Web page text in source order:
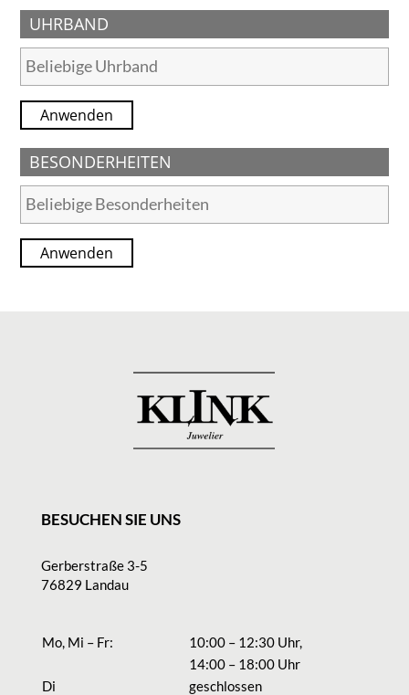
UHRBAND
Anwenden
BESONDERHEITEN
Anwenden
BESUCHEN SIE UNS
Gerberstraße 3-5
76829 Landau
Mo, Mi – Fr:
10:00 – 12:30 Uhr,
14:00 – 18:00 Uhr
Di
geschlossen